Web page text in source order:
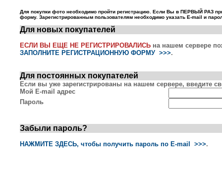
Для покупки фото необходимо пройти регистрацию. Если Вы в ПЕРВЫЙ РАЗ
форму. Зарегистрированным пользователям необходимо указать E-mail и
Для новых покупателей
ЕСЛИ ВЫ ЕЩЕ НЕ РЕГИСТРИРОВАЛИСЬ на нашем сервере
ЗАПОЛНИТЕ РЕГИСТРАЦИОННУЮ ФОРМУ >>>.
Для постоянных покупателей
Если вы уже зарегистрированы на нашем сервере, введите
Мой E-mail адрес
Пароль
Забыли пароль?
НАЖМИТЕ ЗДЕСЬ, чтобы получить пароль по E-mail >>>.